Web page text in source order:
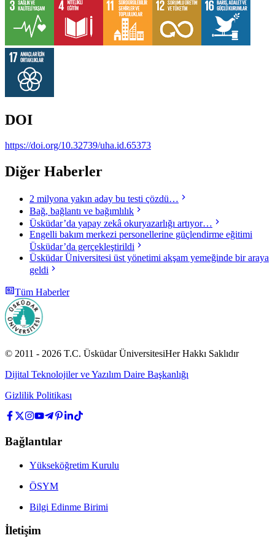
DOI
https://doi.org/10.32739/uha.id.65373
Diğer Haberler
2 milyona yakın aday bu testi çözdü…
Bağ, bağlantı ve bağımlılık
Üsküdar’da yapay zekâ okuryazarlığı artıyor…
Engelli bakım merkezi personellerine güçlendirme eğitimi
Üsküdar’da gerçekleştirildi
Üsküdar Üniversitesi üst yönetimi akşam yemeğinde bir araya
geldi
Tüm Haberler
© 2011 - 2026 T.C. Üsküdar ÜniversitesiHer Hakkı Saklıdır
Dijital Teknolojiler ve Yazılım Daire Başkanlığı
Gizlilik Politikası
Bağlantılar
Yükseköğretim Kurulu
ÖSYM
Bilgi Edinme Birimi
İletişim